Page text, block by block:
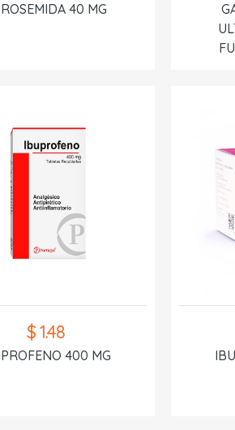
40 MG
$ 1.48
400 MG